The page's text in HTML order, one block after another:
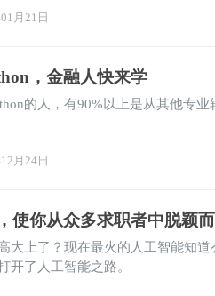
月21日
，金融人快来学
的人，有90%以上是从其他专业
月24日
使你从众多求职者中脱颖
大上了？现在最火的人工智能知道
开了人工智能之路。